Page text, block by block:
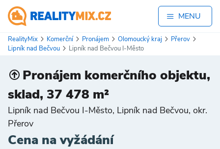
MENU
RealityMix Komerční Pronájem Olomoucký kraj
Přerov
Lipník nad Bečvou
Lipník nad Bečvou I-Město
Pronájem komerčního objektu,
sklad, 37 478 m²
Lipník nad Bečvou I-Město, Lipník nad Bečvou, okr.
Přerov
Cena na vyžádání